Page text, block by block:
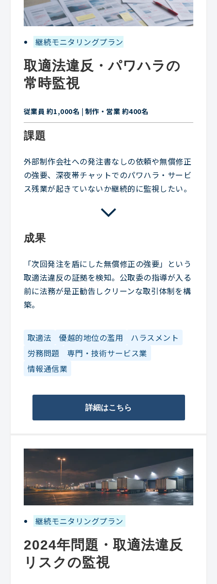
継続モニタリングプラン
取適法違反・パワハラの
常時監視
従業員 約1,000名 | 制作・営業 約400名
課題
外部制作会社への発注書なしの依頼や無償修正
の強要、深夜帯チャットでのパワハラ・サービ
ス残業が起きていないか継続的に監視したい。
成果
「次回発注を盾にした無償修正の強要」という
取適法違反の証拠を検知。公取委の指導が入る
前に法務が是正勧告しクリーンな取引体制を構
築。
取適法 優越的地位の濫用
ハラスメント
労務問題
専門・技術サービス業
情報通信業
詳細はこちら
継続モニタリングプラン
2024年問題・取適法違反
リスクの監視